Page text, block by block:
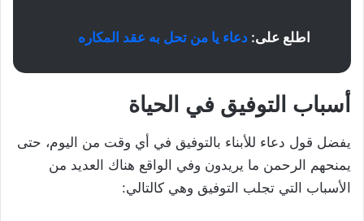
اطلع على: دعاء يا من تحل به عقد المكاره
أسباب التوفيق في الحياة
يفضل قول دعاء للأبناء بالتوفيق في أي وقت من اليوم، حتى
يمنحهم الرحمن ما يريدون وفي الواقع هناك العديد من
الأسباب التي تجلب التوفيق وهي كالتالي: